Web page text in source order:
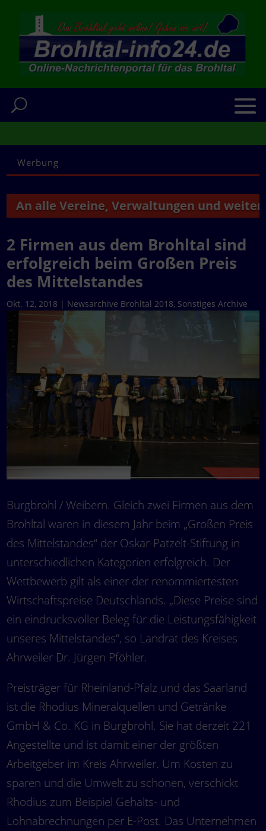
Werbung
alle Vereine, Verwaltungen und weitere
2 Firmen aus dem Brohltal sind
erfolgreich beim Großen Preis
des Mittelstandes
Okt. 12, 2018 | Newsarchive Brohltal 2018, Sonstiges Archive
Burgbrohl / Weibern. Gleich zwei Firmen aus dem
Brohltal waren in diesem Jahr beim „Großen Preis
des Mittelstandes“ der Oskar-Patzelt-Stiftung in
unterschiedlichen Kategorien erfolgreich. Der
Wettbewerb gilt als einer der renommiertesten
Wirtschaftspreise Deutschlands. „Diese Preise sind
ein eindrucksvoller Beleg für die Leistungsfähigkeit
unseres Mittelstandes“, so Landrat des Kreises
Ahrweiler Dr. Jürgen Pföhler.
Preisträger für Rheinland-Pfalz und das Saarland
ist die Rhodius Mineralquellen und Getränke
GmbH & Co. KG in Burgbrohl. Sie hat derzeit 221
Angestellte und ist damit einer der größten
Arbeitgeber im Kreis Ahrweiler. Um Kosten zu
sparen und die Umwelt zu schonen, verschickt
Rhodius zum Beispiel Gehalts- und
Lohnabrechnungen per E-Post. Das Unternehmen